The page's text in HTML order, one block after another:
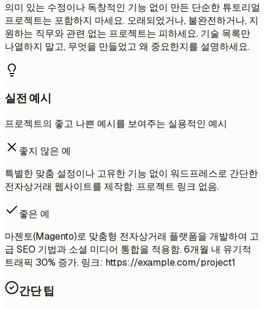
의미 있는 수정이나 독창적인 기능 없이 만든 단순한 튜토리얼
프로젝트는 포함하지 마세요. 오래되었거나, 불완전하거나, 지
원하는 직무와 관련 없는 프로젝트는 피하세요. 기술 목록만
나열하지 말고, 무엇을 만들었고 왜 중요한지를 설명하세요.
실전 예시
프로젝트의 좋고 나쁜 예시를 보여주는 실용적인 예시
좋지 않은 예
특별한 맞춤 설정이나 고유한 기능 없이 워드프레스로 간단한
전자상거래 웹사이트를 제작함. 프로젝트 링크 없음.
좋은 예
마젠토(Magento)로 맞춤형 전자상거래 플랫폼을 개발하여 고
급 SEO 기법과 소셜 미디어 통합을 적용함. 6개월 내 유기적
트래픽 30% 증가. 링크: https://example.com/project1
간단 팁